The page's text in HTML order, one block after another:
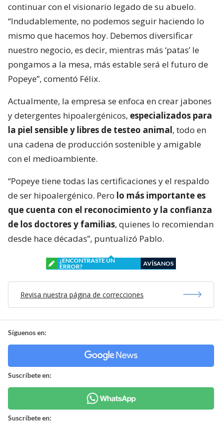
continuar con el visionario legado de su abuelo.
“Indudablemente, no podemos seguir haciendo lo
mismo que hacemos hoy. Debemos diversificar
nuestro negocio, es decir, mientras más ‘patas’ le
pongamos a la mesa, más estable será el futuro de
Popeye”, comentó Félix.
Actualmente, la empresa se enfoca en crear jabones
y detergentes hipoalergénicos, especializados para
la piel sensible y libres de testeo animal, todo en
una cadena de producción sostenible y amigable
con el medioambiente.
“Popeye tiene todas las certificaciones y el respaldo
de ser hipoalergénico. Pero lo más importante es
que cuenta con el reconocimiento y la confianza
de los doctores y familias, quienes lo recomiendan
desde hace décadas”, puntualizó Pablo.
¿ENCONTRASTE UN
ERROR?
AVÍSANOS
Revisa nuestra página de correcciones
Síguenos en:
Suscríbete en:
Suscríbete en: